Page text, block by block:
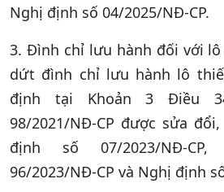
Nghị định số 04/2025/NĐ-CP.
3. Đình chỉ lưu hành đối với
dứt đình chỉ lưu hành lô
định tại Khoản 3 Điều
98/2021/NĐ-CP được sửa
định số 07/2023/NĐ-
96/2023/NĐ-CP và Nghị định